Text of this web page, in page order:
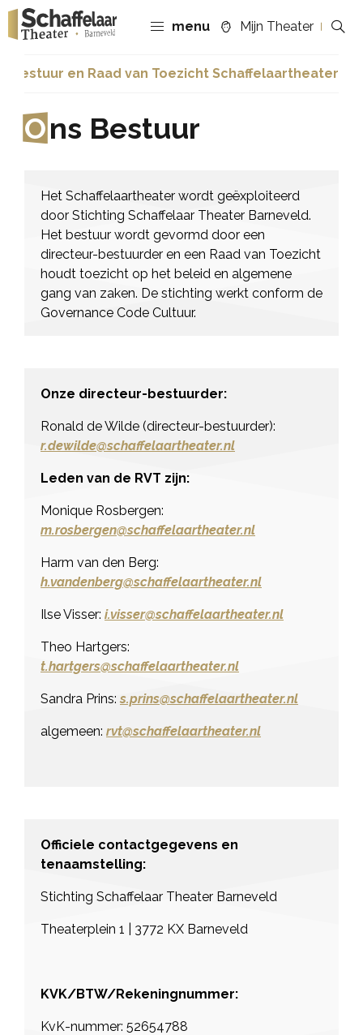
menu Mijn Theater
Bestuur en Raad van Toezicht Schaffelaartheater
Ons Bestuur
Het Schaffelaartheater wordt geëxploiteerd
door Stichting Schaffelaar Theater Barneveld.
Het bestuur wordt gevormd door een
directeur-bestuurder en een Raad van Toezicht
houdt toezicht op het beleid en algemene
gang van zaken. De stichting werkt conform de
Governance Code Cultuur.
Onze directeur-bestuurder:
Ronald de Wilde (directeur-bestuurder):
r.dewilde@schaffelaartheater.nl
Leden van de RVT zijn:
Monique Rosbergen:
m.rosbergen@schaffelaartheater.nl
Harm van den Berg:
h.vandenberg@schaffelaartheater.nl
Ilse Visser: i.visser@schaffelaartheater.nl
Theo Hartgers:
t.hartgers@schaffelaartheater.nl
Sandra Prins:s.prins@schaffelaartheater.nl
algemeen: rvt@schaffelaartheater.nl
Officiele contactgegevens en
tenaamstelling:
Stichting Schaffelaar Theater Barneveld
Theaterplein 1 | 3772 KX Barneveld
KVK/BTW/Rekeningnummer:
KvK-nummer: 52654788